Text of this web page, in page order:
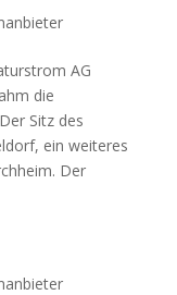
AG
die
Sitz des
ein weiteres
Der